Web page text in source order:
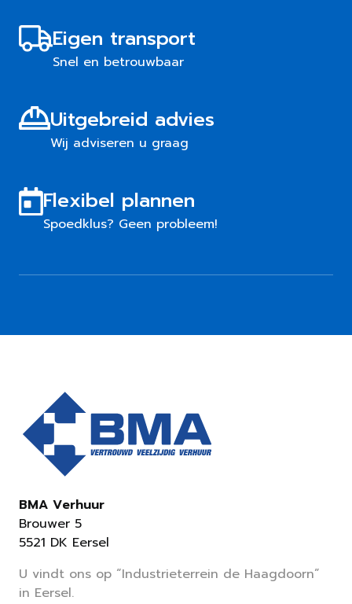
Eigen transport
Snel en betrouwbaar
Uitgebreid advies
Wij adviseren u graag
Flexibel plannen
Spoedklus? Geen probleem!
BMA Verhuur
Brouwer 5
5521 DK Eersel
U vindt ons op “Industrieterrein de Haagdoorn”
in Eersel.